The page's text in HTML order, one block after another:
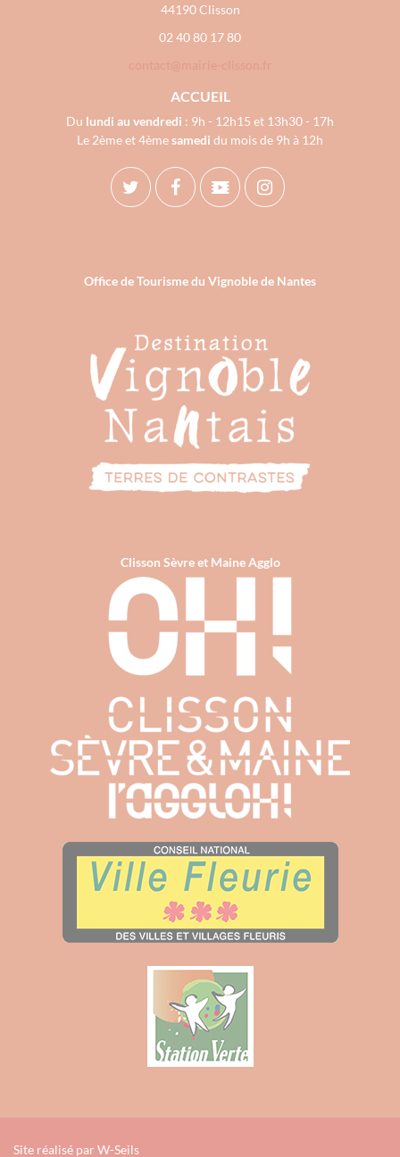
44190 Clisson
02 40 80 17 80
ACCUEIL
Du lundi au vendredi : 9h - 12h15 et 13h30 - 17h
Le 2ème et 4èmesamedi du mois de 9h à 12h
Office de Tourisme du Vignoble de Nantes
Clisson Sèvre et Maine Agglo
Site réalisé par W-Seils